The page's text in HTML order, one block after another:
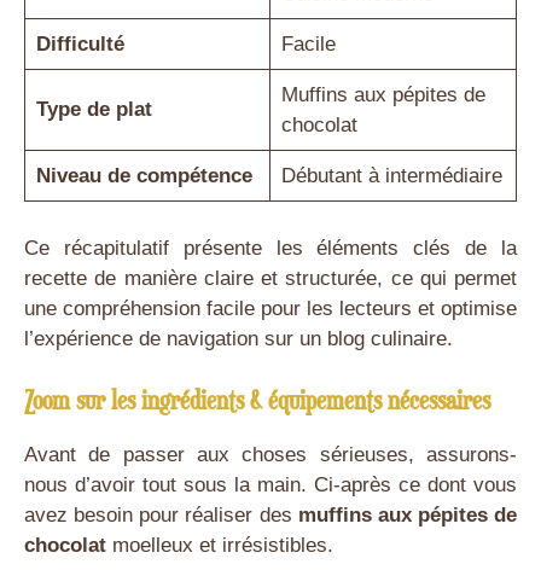
Difficulté Facile
Type de plat
Muffins aux pépites de
chocolat
Niveau de compétence Débutant à intermédiaire
Ce récapitulatif présente les éléments clés de la
recette de manière claire et structurée, ce qui permet
une compréhension facile pour les lecteurs et optimise
l’expérience de navigation sur un blog culinaire.
Zoom sur les ingrédients & équipements nécessaires
Avant de passer aux choses sérieuses, assurons-
nous d’avoir tout sous la main. Ci-après ce dont vous
avez besoin pour réaliser des muffins aux pépites de
chocolat moelleux et irrésistibles.